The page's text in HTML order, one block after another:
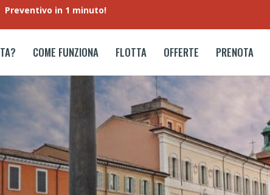
Preventivo in 1 minuto!
COME FUNZIONA FLOTTA OFFERTE PRENOTA